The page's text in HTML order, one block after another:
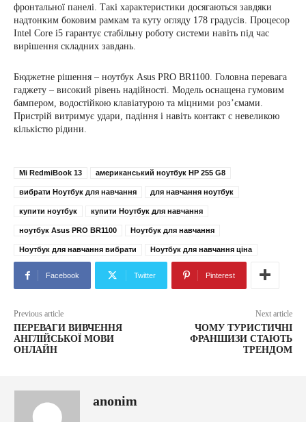
фронтальної панелі. Такі характеристики досягаються завдяки
надтонким боковим рамкам та куту огляду 178 градусів. Процесор
Intel Core i5 гарантує стабільну роботу системи навіть під час
вирішення складних завдань.
Бюджетне рішення – ноутбук Asus PRO BR1100. Головна перевага
гаджету – високий рівень надійності. Модель оснащена гумовим
бампером, водостійкою клавіатурою та міцними роз’ємами.
Пристрій витримує удари, падіння і навіть контакт с невеликою
кількістю рідини.
Mi RedmiBook 13 американський ноутбук HP 255 G8
вибрати Ноутбук для навчання для навчання ноутбук
купити ноутбук купити Ноутбук для навчання
ноутбук Asus PRO BR1100 Ноутбук для навчання
Ноутбук для навчання вибрати Ноутбук для навчання ціна
Facebook Twitter Pinterest
Previous article
ПЕРЕВАГИ ВИВЧЕННЯ
АНГЛІЙСЬКОЇ МОВИ
ОНЛАЙН
Next article
ЧОМУ ТУРИСТИЧНІ
ФРАНШИЗИ СТАЮТЬ
ТРЕНДОМ
anonim